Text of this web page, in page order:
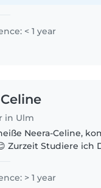
< 1 year
in Ulm
Neera-Celine,
Zurzeit Studiere
3 Jahren.
> 1 year